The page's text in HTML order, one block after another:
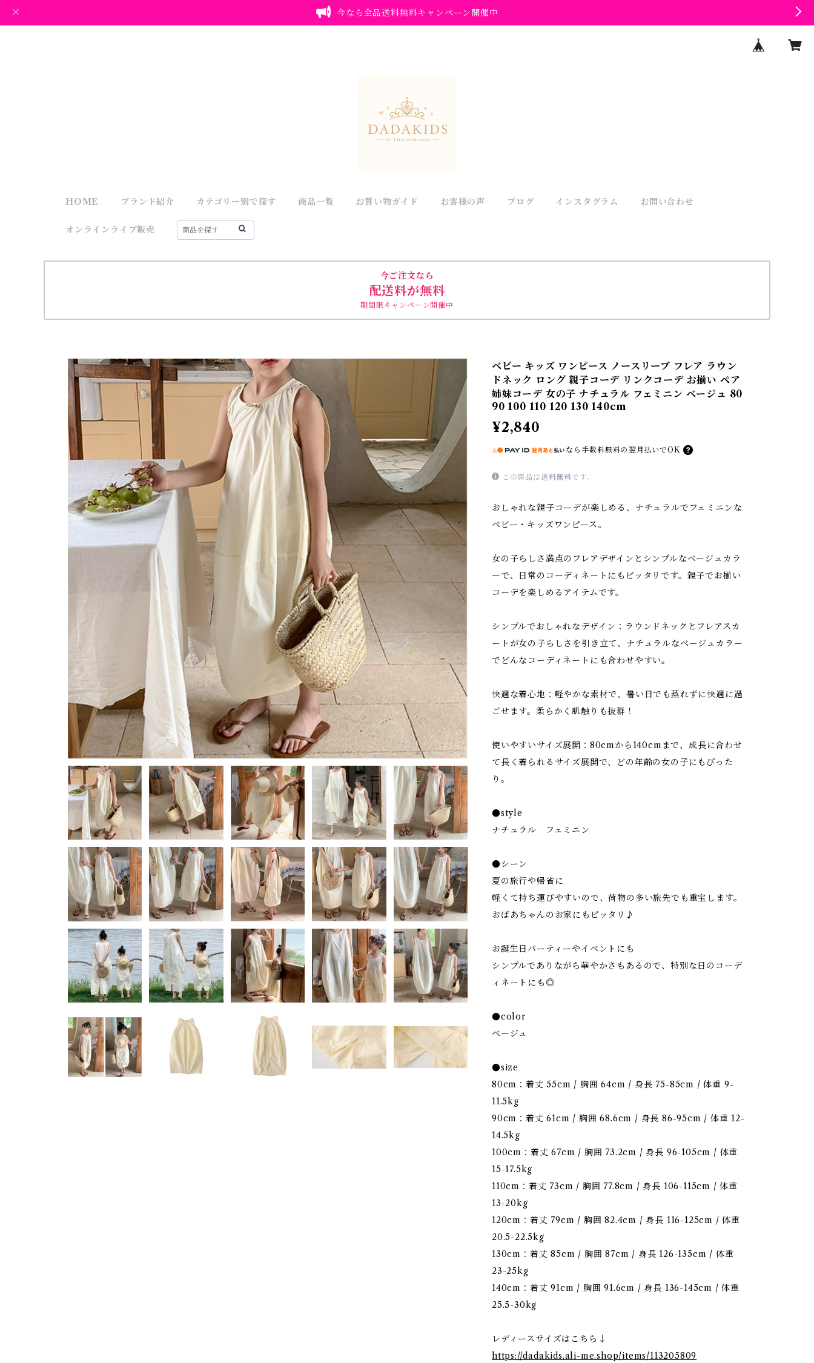
今なら全品送料無料キャンペーン開催中
HOME ブランド紹介 カテゴリー別で探す 商品一覧 お買い物ガイド お客様の声 ブログ インスタグラム お問い合わせ
オンラインライブ販売
今ご注文なら
配送料が無料
期間限キャンペーン開催中
ベビー キッズ ワンピース ノースリーブ フレア ラウン
ドネック ロング 親子コーデ リンクコーデ お揃い ペア
姉妹コーデ 女の子 ナチュラル フェミニン ベージュ 80
90 100 110 120 130 140cm
¥2,840
なら 手数料無料の 翌月払いでOK
この商品は送料無料です。
おしゃれな親子コーデが楽しめる、ナチュラルでフェミニンな
ベビー・キッズワンピース。
女の子らしさ満点のフレアデザインとシンプルなベージュカラ
ーで、日常のコーディネートにもピッタリです。親子でお揃い
コーデを楽しめるアイテムです。
シンプルでおしゃれなデザイン：ラウンドネックとフレアスカ
ートが女の子らしさを引き立て、ナチュラルなベージュカラー
でどんなコーディネートにも合わせやすい。
快適な着心地：軽やかな素材で、暑い日でも蒸れずに快適に過
ごせます。柔らかく肌触りも抜群！
使いやすいサイズ展開：80cmから140cmまで、成長に合わせ
て長く着られるサイズ展開で、どの年齢の女の子にもぴった
り。
●style
ナチュラル フェミニン
●シーン
夏の旅行や帰省に
軽くて持ち運びやすいので、荷物の多い旅先でも重宝します。
おばあちゃんのお家にもピッタリ♪
お誕生日パーティーやイベントにも
シンプルでありながら華やかさもあるので、特別な日のコーデ
ィネートにも◎
●color
ベージュ
●size
80cm：着丈 55cm / 胸囲 64cm / 身長 75-85cm / 体重 9-
11.5kg
90cm：着丈 61cm / 胸囲 68.6cm / 身長 86-95cm / 体重 12-
14.5kg
100cm：着丈 67cm / 胸囲 73.2cm / 身長 96-105cm / 体重
15-17.5kg
110cm：着丈 73cm / 胸囲 77.8cm / 身長 106-115cm / 体重
13-20kg
120cm：着丈 79cm / 胸囲 82.4cm / 身長 116-125cm / 体重
20.5-22.5kg
130cm：着丈 85cm / 胸囲 87cm / 身長 126-135cm / 体重
23-25kg
140cm：着丈 91cm / 胸囲 91.6cm / 身長 136-145cm / 体重
25.5-30kg
レディースサイズはこちら↓
https://dadakids.ali-me.shop/items/113205809